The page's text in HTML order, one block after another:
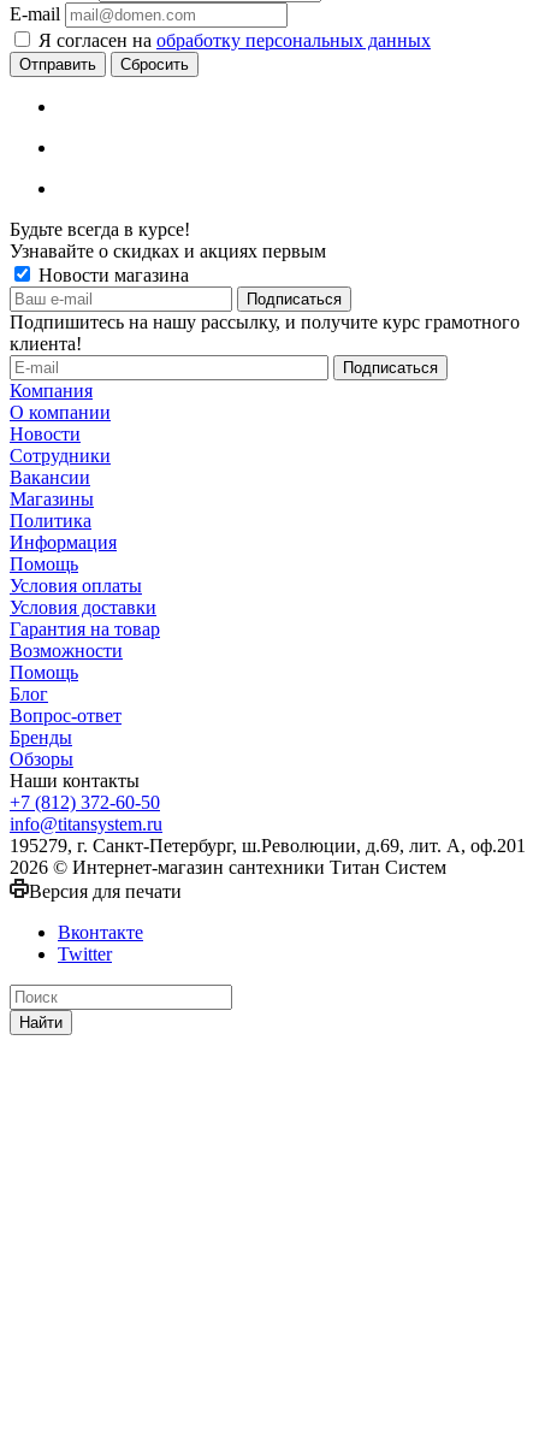
E-mail
Я согласен на обработку персональных данных
Сбросить
Будьте всегда в курсе!
Узнавайте о скидках и акциях первым
Новости магазина
Подпишитесь на нашу рассылку, и получите курс грамотного
клиента!
Компания
О компании
Новости
Сотрудники
Вакансии
Магазины
Политика
Информация
Помощь
Условия оплаты
Условия доставки
Гарантия на товар
Возможности
Помощь
Блог
Вопрос-ответ
Бренды
Обзоры
Наши контакты
+7 (812) 372-60-50
info@titansystem.ru
195279, г. Санкт-Петербург, ш.Революции, д.69, лит. А, оф.201
2026 © Интернет-магазин сантехники Титан Систем
Версия для печати
Вконтакте
Twitter
Найти